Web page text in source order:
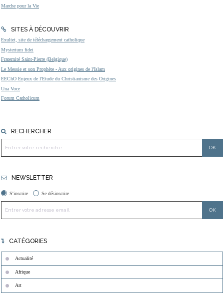
Marche pour la Vie
SITES À DÉCOUVRIR
Exultet, site de téléchargement catholique
Mysterium fidei
Fraternité Saint-Pierre (Belgique)
Le Messie et son Prophète - Aux origines de l'Islam
EEChO Enjeux de l'Etude du Christianisme des Origines
Una Voce
Forum Catholicum
RECHERCHER
NEWSLETTER
S'inscrire Se désinscrire
CATÉGORIES
Actualité
Afrique
Art